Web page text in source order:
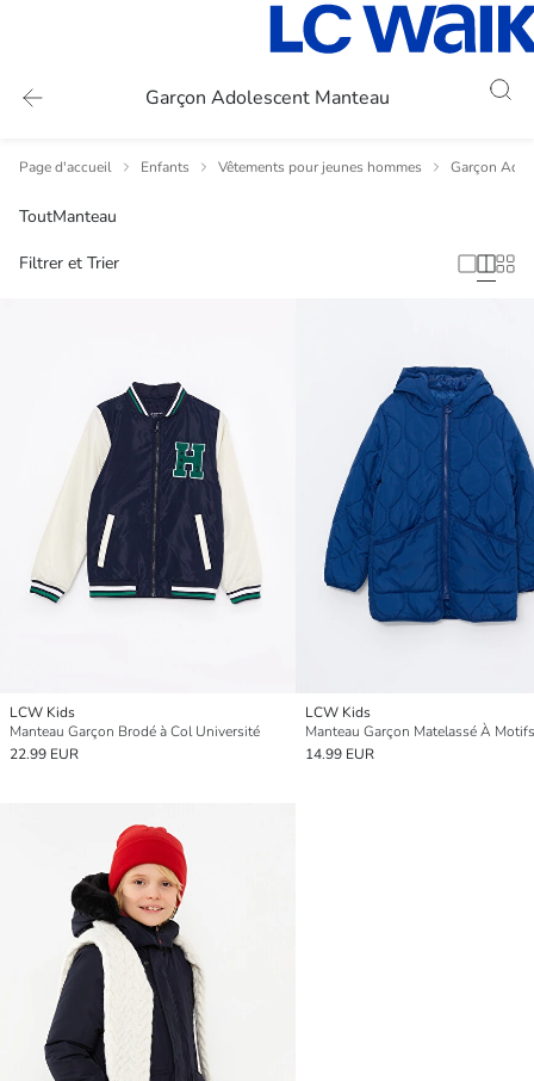
Garçon Adolescent Manteau
Page d'accueil Enfants Vêtements pour jeunes hommes Garçon
ToutManteau
Filtrer et Trier
LCW Kids
Manteau Garçon Brodé à Col Université
22.99 EUR
LCW Kids
14.99 EUR